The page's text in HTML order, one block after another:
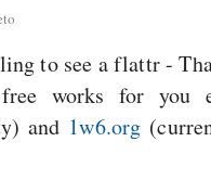
to see a flattr -
works for you
and 1w6.org